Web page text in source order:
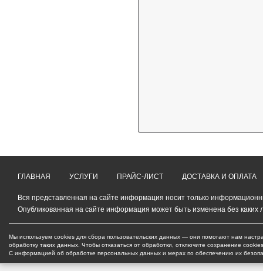
ГЛАВНАЯ УСЛУГИ ПРАЙС-ЛИСТ ДОСТАВКА И ОПЛАТА
Вся представленная на сайте информация носит только
Опубликованная на сайте информация может быть изменена без каких
Мы используем cookies для сбора пользовательских данных — они помогают нам
обработку таких данных. Чтобы отказаться от обработки, отключите сохранение
С информацией об обработке персональных данных и мерах по обеспечению их